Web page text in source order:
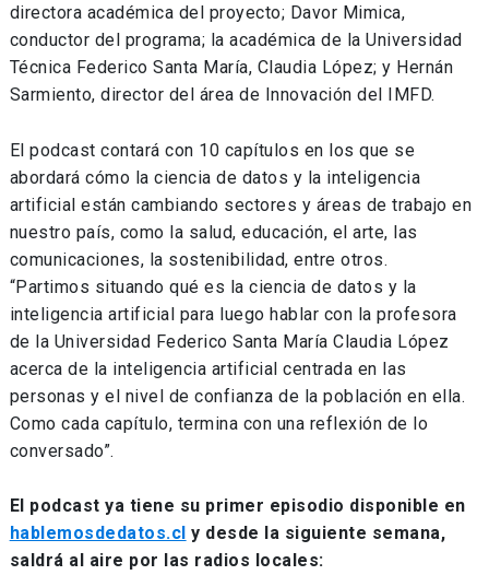
directora académica del proyecto; Davor Mimica,
conductor del programa; la académica de la Universidad
Técnica Federico Santa María, Claudia López; y Hernán
Sarmiento, director del área de Innovación del IMFD.
El podcast contará con 10 capítulos en los que se
abordará cómo la ciencia de datos y la inteligencia
artificial están cambiando sectores y áreas de trabajo en
nuestro país, como la salud, educación, el arte, las
comunicaciones, la sostenibilidad, entre otros.
“Partimos situando qué es la ciencia de datos y la
inteligencia artificial para luego hablar con la profesora
de la Universidad Federico Santa María Claudia López
acerca de la inteligencia artificial centrada en las
personas y el nivel de confianza de la población en ella.
Como cada capítulo, termina con una reflexión de lo
conversado”.
El podcast ya tiene su primer episodio disponible en
hablemosdedatos.cl y desde la siguiente semana,
saldrá al aire por las radios locales: